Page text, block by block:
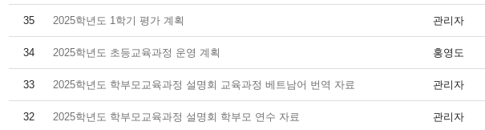
35 2025학년도 1학기 평가 계획 관리자
34 2025학년도 초등교육과정 운영 계획 홍영도
33 2025학년도 학부모교육과정 설명회 교육과정 베트남어 번역 자료 관리자
32 2025학년도 학부모교육과정 설명회 학부모 연수 자료 관리자